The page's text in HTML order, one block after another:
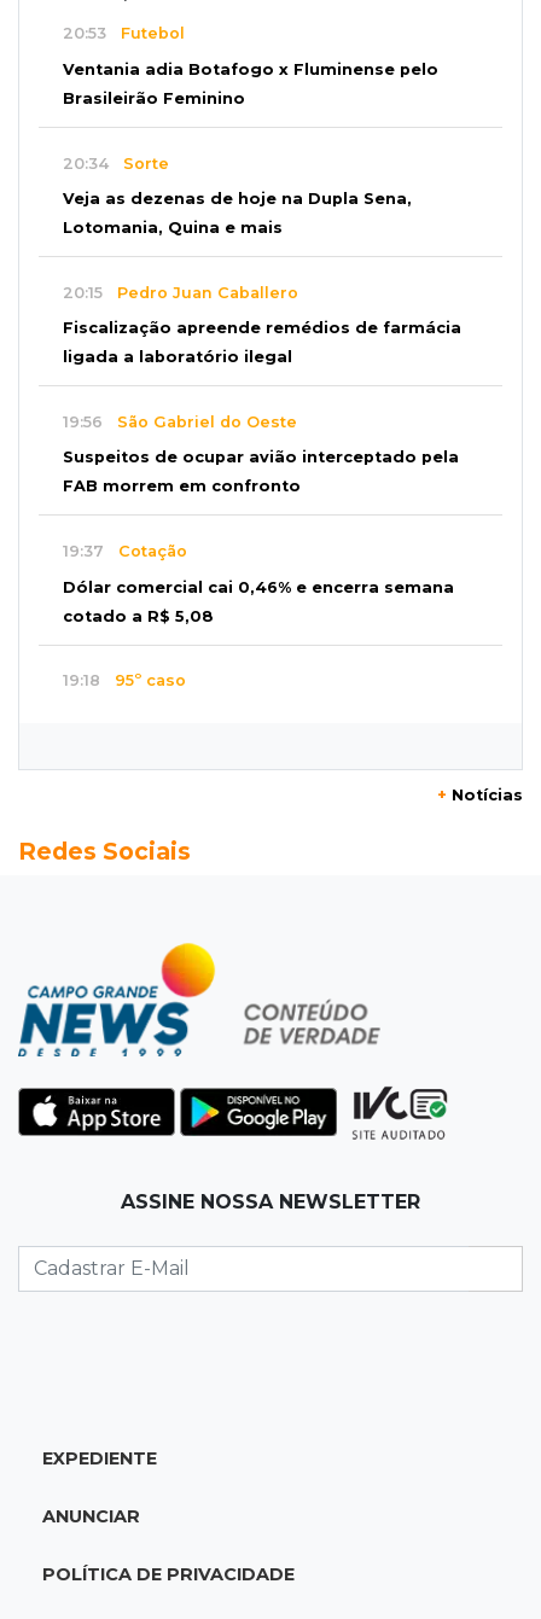
20:53 Futebol
Ventania adia Botafogo x Fluminense pelo
Brasileirão Feminino
20:34 Sorte
Veja as dezenas de hoje na Dupla Sena,
Lotomania, Quina e mais
20:15 Pedro Juan Caballero
Fiscalização apreende remédios de farmácia
ligada a laboratório ilegal
19:56 São Gabriel do Oeste
Suspeitos de ocupar avião interceptado pela
FAB morrem em confronto
19:37 Cotação
Dólar comercial cai 0,46% e encerra semana
cotado a R$ 5,08
19:18 95º caso
Em MS, uma criança é registrada sem o nome
Decisão
Pantanal viaja para Goiás em busca de acesso
inédito à Série A2 feminina
Após chuva, despedida do "sextou" é com pôr
do sol que parece fogo
Nacional
Ex-vereador preso começa briga durante
+ Notícias
Redes Sociais
ASSINE NOSSA NEWSLETTER
EXPEDIENTE
ANUNCIAR
POLÍTICA DE PRIVACIDADE